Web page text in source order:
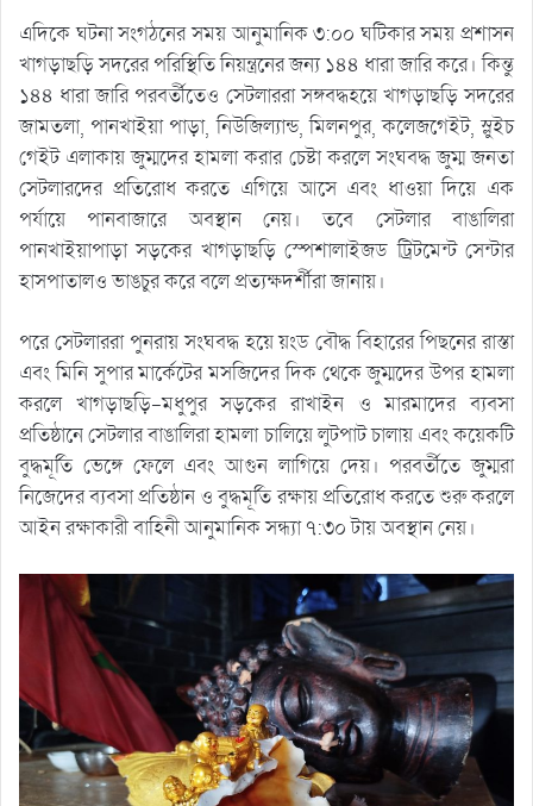
এদিকে ঘটনা সংগঠনের সময় আনুমানিক ৩:০০ ঘটিকার সময় প্রশাসন
খাগড়াছড়ি সদরের পরিস্থিতি নিয়ন্ত্রনের জন্য ১৪৪ ধারা জারি করে। কিন্তু
১৪৪ ধারা জারি পরবর্তীতেও সেটলাররা সঙ্গবদ্ধহয়ে খাগড়াছড়ি সদরের
জামতলা, পানখাইয়া পাড়া, নিউজিল্যান্ড, মিলনপুর, কলেজগেইট, স্লুইচ
গেইট এলাকায় জুম্মদের হামলা করার চেষ্টা করলে সংঘবদ্ধ জুম্ম জনতা
সেটলারদের প্রতিরোধ করতে এগিয়ে আসে এবং ধাওয়া দিয়ে এক
পর্যায়ে পানবাজারে অবস্থান নেয়। তবে সেটলার বাঙালিরা
পানখাইয়াপাড়া সড়কের খাগড়াছড়ি স্পেশালাইজড ট্রিটমেন্ট সেন্টার
হাসপাতালও ভাঙচুর করে বলে প্রত্যক্ষদর্শীরা জানায়।
পরে সেটলাররা পুনরায় সংঘবদ্ধ হয়ে য়ংড বৌদ্ধ বিহারের পিছনের রাস্তা
এবং মিনি সুপার মার্কেটের মসজিদের দিক থেকে জুম্মদের উপর হামলা
করলে খাগড়াছড়ি-মধুপুর সড়কের রাখাইন ও মারমাদের ব্যবসা
প্রতিষ্ঠানে সেটলার বাঙালিরা হামলা চালিয়ে লুটপাট চালায় এবং কয়েকটি
বুদ্ধমূর্তি ভেঙ্গে ফেলে এবং আগুন লাগিয়ে দেয়। পরবর্তীতে জুম্মরা
নিজেদের ব্যবসা প্রতিষ্ঠান ও বুদ্ধমূর্তি রক্ষায় প্রতিরোধ করতে শুরু করলে
আইন রক্ষাকারী বাহিনী আনুমানিক সন্ধ্যা ৭:৩০ টায় অবস্থান নেয়।